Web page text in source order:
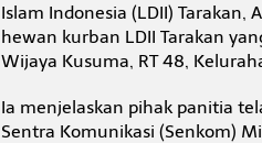
Islam Indonesia (LDII)
hewan kurban LDII Tarakan
Wijaya Kusuma, RT 48,
Ia menjelaskan pihak panitia
Sentra Komunikasi (Senkom)